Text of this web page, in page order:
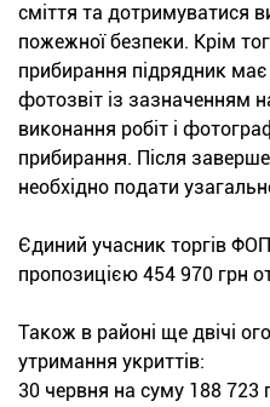
сміття та дотримуватися
пожежної безпеки. Крім
прибирання підрядник
фотозвіт із зазначенням
виконання робіт і
прибирання. Після
необхідно подати
Єдиний учасник торгів
пропозицією 454 970 грн
Також в районі ще двічі
утримання укриттів:
30 червня на суму 188 723